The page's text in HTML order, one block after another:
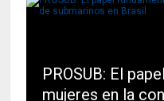
PROSUB: El
mujeres en la